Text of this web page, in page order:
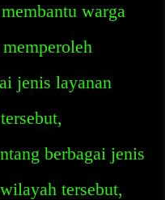
warga
jenis layanan
berbagai jenis
tersebut,